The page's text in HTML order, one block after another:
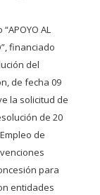
AL
financiado
del
de fecha 09
la solicitud de
de 20
de
para
entidades